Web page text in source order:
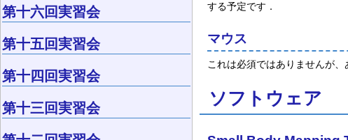
する予定です．
マウス
これは必須ではありませんが、
ソフトウェア
第十六回実習会
第十五回実習会
第十四回実習会
第十三回実習会